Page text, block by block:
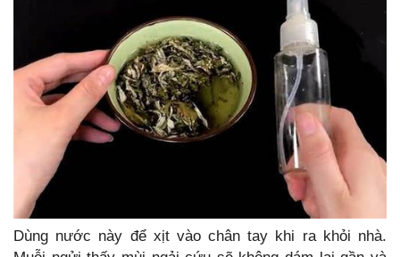
Dùng nước này để xịt vào chân tay khi ra khỏi nhà.